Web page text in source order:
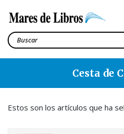
Cesta de
Estos son los artículos que ha